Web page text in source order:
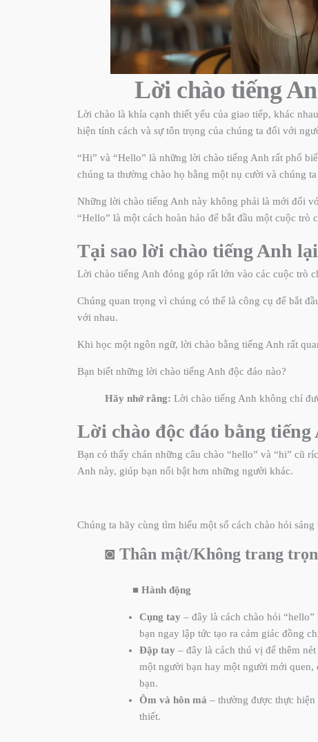
Lời chào tiếng
Lời chào là khía cạnh thiết yếu của giao tiếp, khác
hiện tính cách và sự tôn trọng của chúng ta đối với
“Hi” và “Hello” là những lời chào tiếng Anh rất phổ
chúng ta thường chào họ bằng một nụ cười và chúng
Những lời chào tiếng Anh này không phải là mới đối
“Hello” là một cách hoàn hảo để bắt đầu một cuộc trò
Tại sao lời chào tiếng Anh
Lời chào tiếng Anh đóng góp rất lớn vào các cuộc trò
Chúng quan trọng vì chúng có thể là công cụ để bắt
với nhau.
Khi học một ngôn ngữ, lời chào bằng tiếng Anh rất
Bạn biết những lời chào tiếng Anh độc đáo nào?
Hãy nhớ rằng: Lời chào tiếng Anh không chỉ
Lời chào độc đáo bằng
Bạn có thấy chán những câu chào “hello” và “hi” cũ
Anh này, giúp bạn nổi bật hơn những người khác.
Chúng ta hãy cùng tìm hiểu một số cách chào hỏi
◙ Thân mật/Không trang
■ Hành động
Cụng tay – đây là cách chào hỏi
bạn ngay lập tức tạo ra cảm giác đồng
Đập tay – đây là cách thú vị để thêm
một người bạn hay một người mới quen,
bạn.
Ôm và hôn má – thường được thực
thiết.